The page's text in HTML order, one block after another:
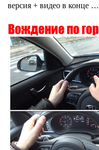
версия + видео в конце …